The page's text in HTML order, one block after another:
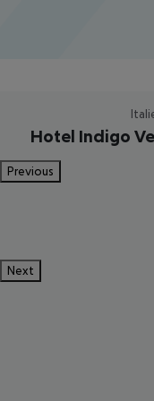
Hotel Indigo
Previous
Next